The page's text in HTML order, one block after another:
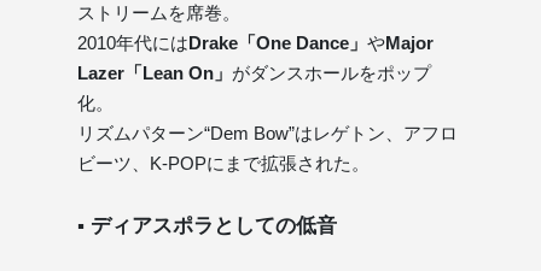
ストリームを席巻。
2010年代にはDrake「One Dance」 やMajor
Lazer「Lean On」 がダンスホールをポップ
化。
リズムパターン“Dem Bow”はレゲトン、アフロ
ビーツ、K-POPにまで拡張された。
▪ ディアスポラとしての低音